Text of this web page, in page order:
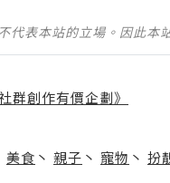
代表本站的立場。因此本
群創作有價企劃》
美食 丶 親子 丶 寵物 丶 扮